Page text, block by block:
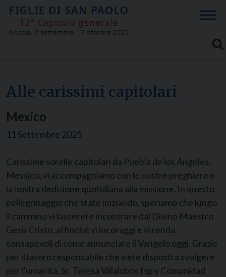
Skip
content
Alle carissimi capitolari
Mexico
11 Settembre 2025
Carissime sorelle capitolari da Puebla de los Ángeles,
Messico, vi accompagniamo con le nostre preghiere e
la nostra dedizione quotidiana alla missione. In questo
pellegrinaggio che state iniziando, speriamo che lungo
il cammino vi lascerete incontrare dal Divino Maestro
Gesù Cristo, affinché vi incoraggi e vi renda
consapevoli di come annunciare il Vangelo oggi. Grazie
per il lavoro responsabile che siete disposti a svolgere
per l’umanità. Sr. Teresa Villalobos fsp y Comunidad